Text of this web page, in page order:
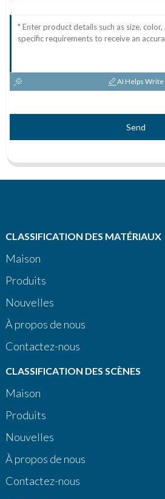
AI Helps Write
Send
CLASSIFICATION DES MATÉRIAUX
Maison
Produits
Nouvelles
À propos de nous
Contactez-nous
CLASSIFICATION DES SCÈNES
Maison
Produits
Nouvelles
À propos de nous
Contactez-nous